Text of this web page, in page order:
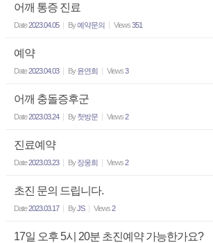
어깨 통증 진료
Date2023.04.05 By예약문의 Views351
예약
Date2023.04.03 By 윤연희 Views3
어깨 충돌증후군
Date2023.03.24 By 첫방문 Views2
진료예약
Date2023.03.23 By 장웅희 Views2
초진 문의 드립니다.
Date2023.03.17 ByJS Views2
17일 오후 5시 20분 초진예약 가능한가요?